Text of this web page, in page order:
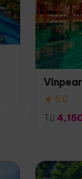
★ 5.0
Từ